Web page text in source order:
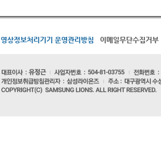
영상정보처리기기 운영관리방침 이메일무단수집거부